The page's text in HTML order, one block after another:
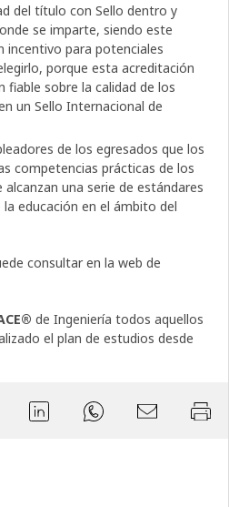
del título con Sello dentro y
se imparte, siendo este
incentivo para potenciales
porque esta acreditación
fiable sobre la calidad de los
un Sello Internacional de
de los egresados que los
competencias prácticas de los
una serie de estándares
educación en el ámbito del
consultar en la web de
de Ingeniería todos aquellos
el plan de estudios desde